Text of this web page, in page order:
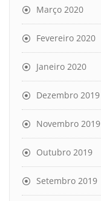
Março 2020
Fevereiro 2020
Janeiro 2020
Dezembro 2019
Novembro 2019
Outubro 2019
Setembro 2019